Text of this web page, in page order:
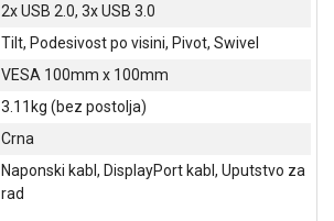
2x USB 2.0, 3x USB 3.0
Tilt, Podesivost po visini, Pivot, Swivel
VESA 100mm x 100mm
3.11kg (bez postolja)
Crna
Naponski kabl, DisplayPort kabl, Uputstvo za
rad